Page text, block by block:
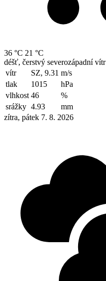
36 °C 21 °C
déšť, čerstvý severozápadní vítr
vítr
SZ, 9.31 m/s
tlak
1015
hPa
vlhkost 46
%
srážky 4.93
mm
zítra, pátek 7. 8. 2026